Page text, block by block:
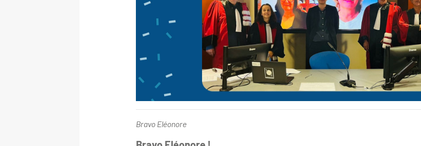
Bravo Eléonore